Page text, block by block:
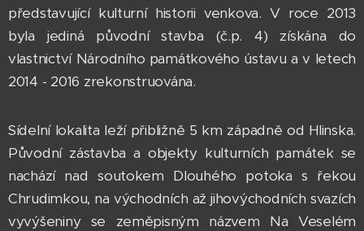
představující kulturní historii venkova. V roce 2013
byla jediná původní stavba (č.p. 4) získána do
vlastnictví Národního památkového ústavu a v letech
2014 - 2016 zrekonstruována.
Sídelní lokalita leží přibližně 5 km západně od Hlinska.
Původní zástavba a objekty kulturních památek se
nachází nad soutokem Dlouhého potoka s řekou
Chrudimkou, na východních až jihovýchodních svazích
vyvýšeniny se zeměpisným názvem Na Veselém